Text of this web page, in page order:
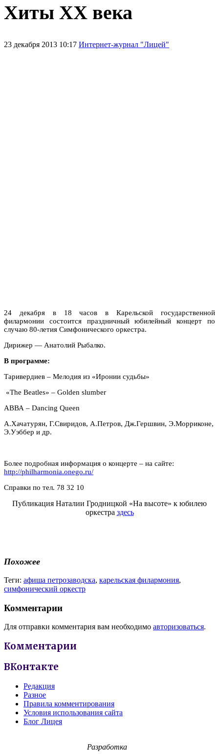
Хиты XX века
23 декабря 2013 10:17 Интернет-журнал "Лицей"
24 декабря в 18 часов в Карельской государственной
филармонии состоится праздничный юбилейный концерт по
случаю 80-летия Симфонического оркестра.
Дирижер — Анатолий Рыбалко.
В программе:
Таривердиев – Мелодия из «Иронии судьбы»
«The Beatles» – Golden slumber
АВВА – Dancing Queen
А.Хачатурян, Г.Свиридов, А.Петров, Дж.Гершвин, Э.Морриконе,
Э.Уэббер и др.
Более подробная информация о концерте – на сайте:
http://philharmonia.onego.ru/
Справки по тел. 78 32 10
Публикация Наталии Гродницкой «На высоте» к юбилею
оркестра здесь
Похожее
Теги: афиша петрозаводска, карельская филармония,
симфонический оркестр
Комментарии
Для отправки комментария вам необходимо авторизоваться.
Комментарии
ВКонтакте
Редакция
Разное
Правила комментирования
Условия использования сайта
Блог Лицея
Разработка